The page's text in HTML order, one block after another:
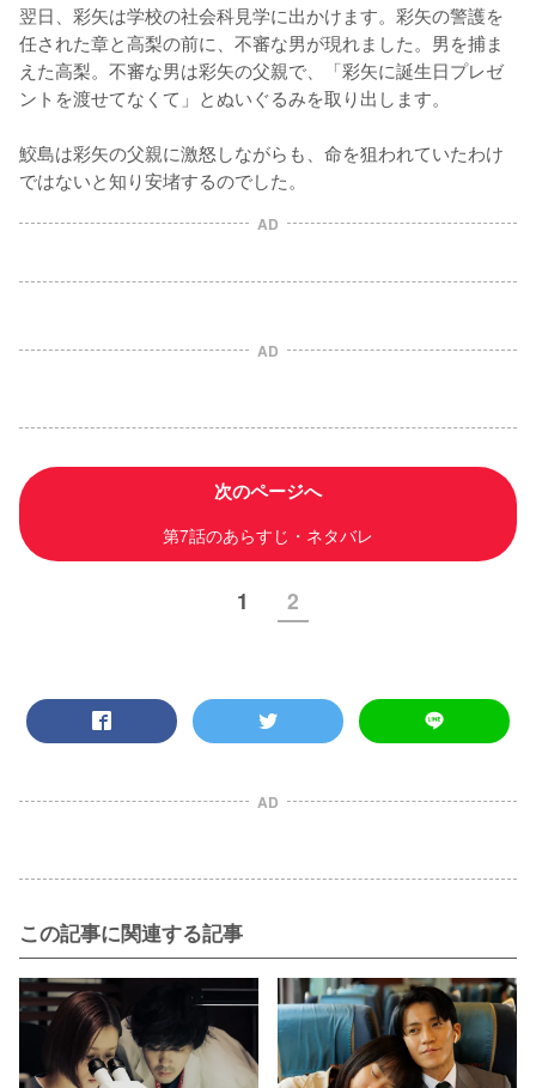
翌日、彩矢は学校の社会科見学に出かけます。彩矢の警護を
任された章と高梨の前に、不審な男が現れました。男を捕ま
えた高梨。不審な男は彩矢の父親で、「彩矢に誕生日プレゼ
ントを渡せてなくて」とぬいぐるみを取り出します。
鮫島は彩矢の父親に激怒しながらも、命を狙われていたわけ
ではないと知り安堵するのでした。
AD
AD
次のページへ
第7話のあらすじ・ネタバレ
1 2
AD
この記事に関連する記事